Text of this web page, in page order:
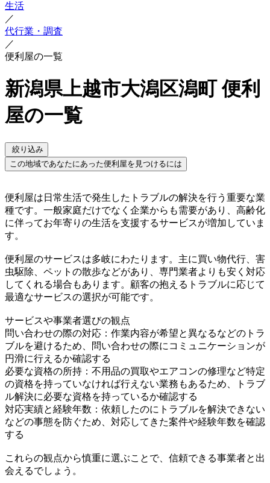
生活
／
代行業・調査
／
便利屋の一覧
新潟県上越市大潟区潟町 便利
屋の一覧
絞り込み
この地域であなたにあった便利屋を見つけるには
便利屋は日常生活で発生したトラブルの解決を行う重要な業
種です。一般家庭だけでなく企業からも需要があり、高齢化
に伴ってお年寄りの生活を支援するサービスが増加していま
す。
便利屋のサービスは多岐にわたります。主に買い物代行、害
虫駆除、ペットの散歩などがあり、専門業者よりも安く対応
してくれる場合もあります。顧客の抱えるトラブルに応じて
最適なサービスの選択が可能です。
サービスや事業者選びの観点
問い合わせの際の対応：作業内容が希望と異なるなどのトラ
ブルを避けるため、問い合わせの際にコミュニケーションが
円滑に行えるか確認する
必要な資格の所持：不用品の買取やエアコンの修理など特定
の資格を持っていなければ行えない業務もあるため、トラブ
ル解決に必要な資格を持っているか確認する
対応実績と経験年数：依頼したのにトラブルを解決できない
などの事態を防ぐため、対応してきた案件や経験年数を確認
する
これらの観点から慎重に選ぶことで、信頼できる事業者と出
会えるでしょう。